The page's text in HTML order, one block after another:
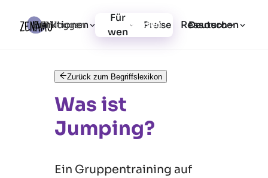
Funktionen
Für
wen
Preise Ressourcen
Einloggen Jetzt starten Deutsch
Zurück zum Begriffslexikon
Was ist
Jumping?
Ein Gruppentraining auf